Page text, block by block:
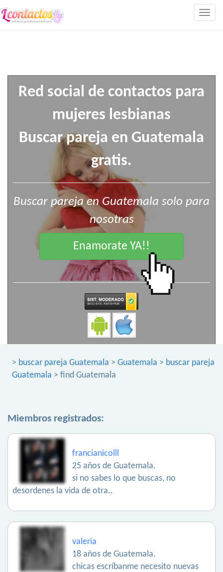
Red social de contactos para
mujeres lesbianas
Buscar pareja en Guatemala
gratis.
Buscar pareja en Guatemala solo para
nosotras
Enamorate YA!!
> buscar pareja Guatemala > Guatemala > buscar pareja
Guatemala > find Guatemala
Miembros registrados:
francianicolll
25 años de Guatemala.
si no sabes lo que buscas, no
desordenes la vida de otra..
valeria
18 años de Guatemala.
chicas escríbanme necesito nuevas